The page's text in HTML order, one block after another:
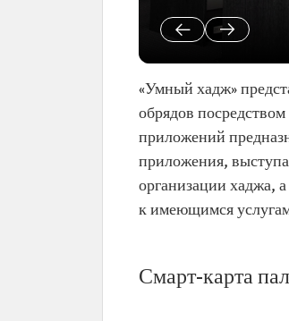
«Умный хадж»
обрядов
приложений
приложения,
организации хаджа,
к имеющимся
Смарт-карта